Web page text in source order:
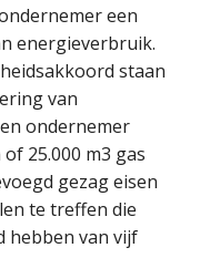
een
energieverbruik.
staan
van
ondernemer
25.000 m3 gas
gezag eisen
te treffen die
hebben van vijf